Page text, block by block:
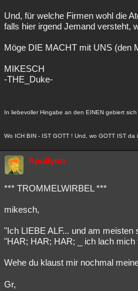
Und, für welche Firmen wohl die
falls hier irgend Jemand versteht,
Möge DIE MACHT mit UNS (den
MIKESCH
-THE_Duke-
In liebevoller Hingabe an den EINEN gebiert
Wo ICH BIN - IST GOTT ! Und, wo GOTT IST da
Apollyon
*** TROMMELWIRBEL ***
mikesch,
"Ich LIEBE ALF... und am meisten
"HAR; HAR; HAR; _ ich lach mich
Wehe du klaust mir nochmal
Gr,